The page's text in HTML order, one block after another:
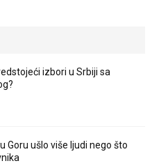
izbori u Srbiji sa
Goru ušlo više ljudi nego što